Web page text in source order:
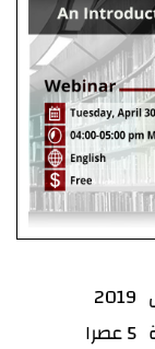
: من الساعة 4 حتى الساعة 5 عصرا